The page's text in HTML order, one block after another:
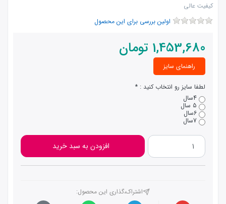
کیفیت عالی
اولین بررسی برای این محصول
1,453,680 تومان
راهنمای سایز
لطفا سایز رو انتخاب کنید :
4سال
5 سال
6سال
7سال
افزودن به سبد خرید
اشتراک،گذاری این محصول‌: